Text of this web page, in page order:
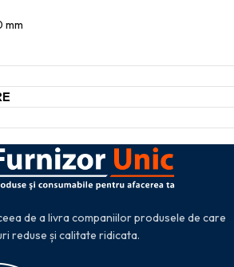
mm
de a livra companiilor produsele de care
reduse și calitate ridicata.